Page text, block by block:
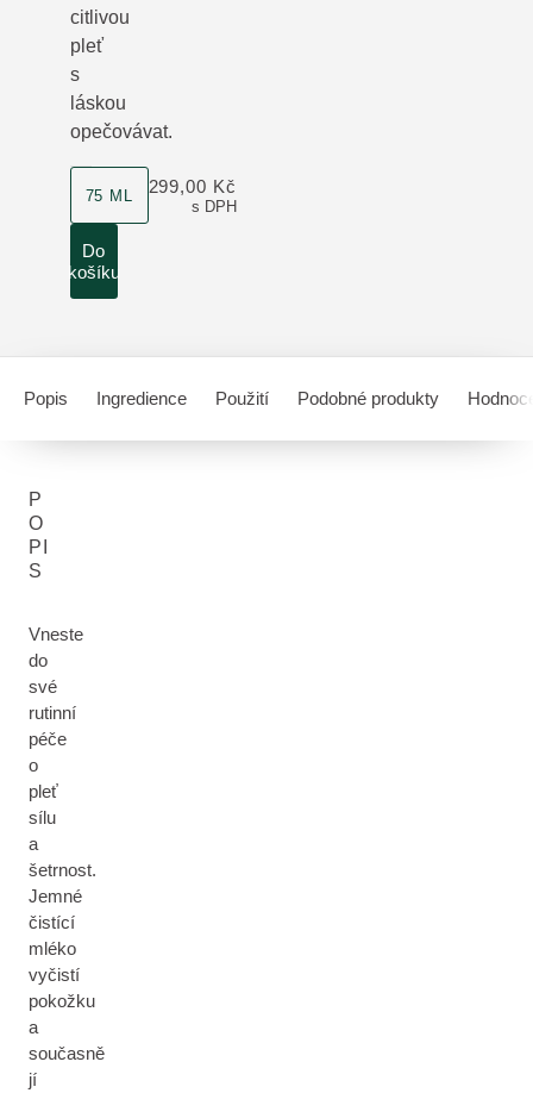
citlivou
pleť
s
láskou
opečovávat.
velikost produktu
75 ML
s DPH
299,00 Kč
Do
košíku
Popis Ingredience Použití Podobné produkty
P
O
PI
S
Vneste
do
své
rutinní
péče
o
pleť
sílu
a
šetrnost.
Jemné
čistící
mléko
vyčistí
pokožku
a
současně
jí